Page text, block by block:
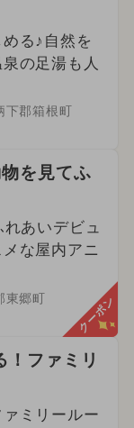
る♪自然を
の足湯も人
下郡箱根町
を見てふ
あいデビュ
な屋内アニ
東郷町 クーポン
！ファミリ
ミリールー